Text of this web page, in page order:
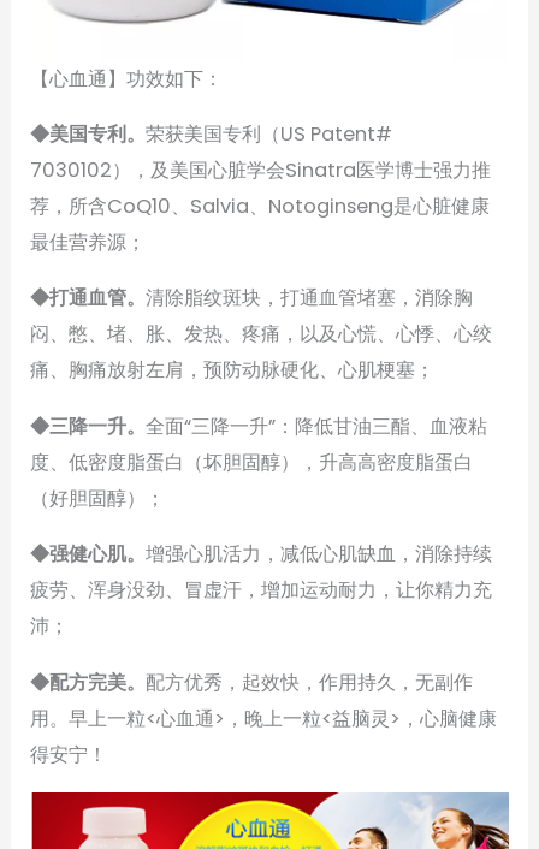
【心血通】功效如下：
◆美国专利。荣获美国专利（US Patent#
7030102），及美国心脏学会Sinatra医学博士强力推
荐，所含CoQ10、Salvia、Notoginseng是心脏健康
最佳营养源；
◆打通血管。清除脂纹斑块，打通血管堵塞，消除胸
闷、憋、堵、胀、发热、疼痛，以及心慌、心悸、心绞
痛、胸痛放射左肩，预防动脉硬化、心肌梗塞；
◆三降一升。全面“三降一升”：降低甘油三酯、血液粘
度、低密度脂蛋白（坏胆固醇），升高高密度脂蛋白
（好胆固醇）；
◆强健心肌。增强心肌活力，减低心肌缺血，消除持续
疲劳、浑身没劲、冒虚汗，增加运动耐力，让你精力充
沛；
◆配方完美。 配方优秀，起效快，作用持久，无副作
用。早上一粒<心血通>，晚上一粒<益脑灵>，心脑健康
得安宁！